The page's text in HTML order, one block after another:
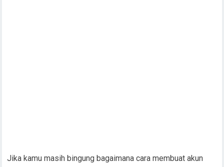
Jika kamu masih bingung bagaimana cara membuat akun